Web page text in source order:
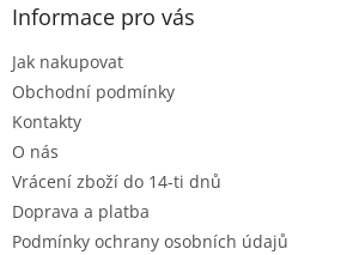
Informace pro vás
Jak nakupovat
Obchodní podmínky
Kontakty
O nás
Vrácení zboží do 14-ti dnů
Doprava a platba
Podmínky ochrany osobních údajů